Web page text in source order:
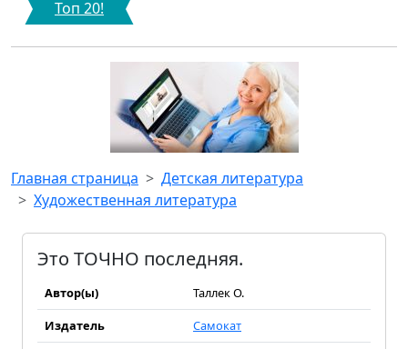
Топ 20!
Главная страница
Детская литература
Художественная литература
Это ТОЧНО последняя.
Автор(ы)
Таллек О.
Издатель
Самокат